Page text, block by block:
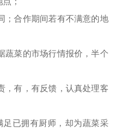
；合作期间若有不满意的地
蔬菜的市场行情报价，半个
，有，有反馈，认真处理客
已拥有厨师，却为蔬菜采